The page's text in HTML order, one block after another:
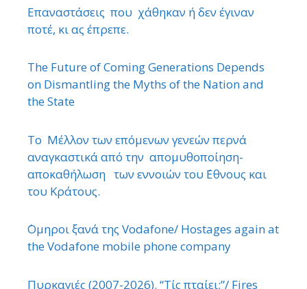
Επαναστάσεις που χάθηκαν ή δεν έγιναν
ποτέ, κι ας έπρεπε.
The Future of Coming Generations Depends
on Dismantling the Myths of the Nation and
the State
Το Μέλλον των επόμενων γενεών περνά
αναγκαστικά από την απομυθοποίηση-
αποκαθήλωση των εννοιών του ΄Εθνους και
του Κράτους.
΄Ομηροι ξανά της Vodafone/ Hostages again at
the Vodafone mobile phone company
Πυρκαγιές (2007-2026). “Τίς πταίει;”/ Fires